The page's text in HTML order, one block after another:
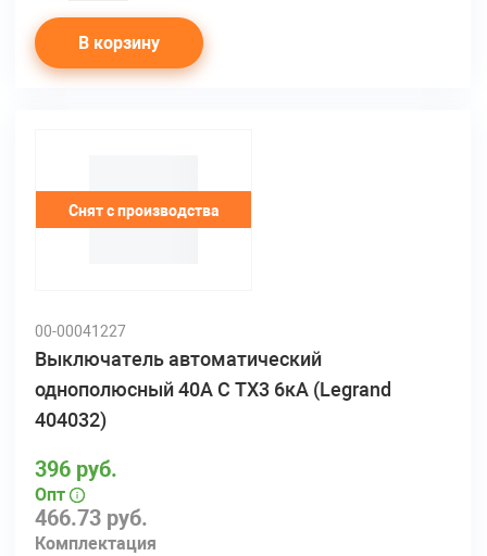
В корзину
Снят с производства
00-00041227
Выключатель автоматический
однополюсный 40А C TX3 6кА (Legrand
404032)
466.73 руб.
Комплектация
396 руб.
Опт